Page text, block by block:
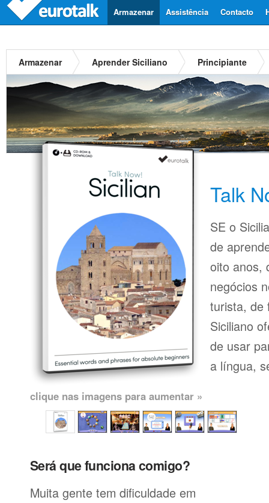
Contacto
Assistência
Armazenar
Armazenar Aprender Siciliano Principiante
Talk
SE o
de
oito anos,
negócios
turista, de
Siciliano
de usar
a língua,
clique nas imagens para aumentar »
Será que funciona comigo?
Muita gente tem dificuldade em